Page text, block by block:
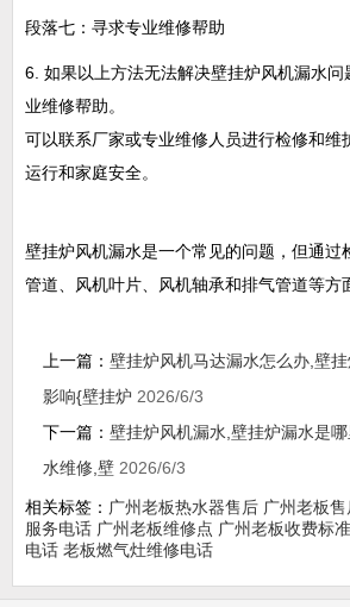
段落七：寻求专业维修帮助
6. 如果以上方法无法解决壁挂炉风机漏水
业维修帮助。
可以联系厂家或专业维修人员进行检修和维
运行和家庭安全。
壁挂炉风机漏水是一个常见的问题，但通过
管道、风机叶片、风机轴承和排气管道等方
上一篇： 壁挂炉风机马达漏水怎么办,壁
影响{壁挂炉 2026/6/3
下一篇： 壁挂炉风机漏水,壁挂炉漏水是
水维修,壁 2026/6/3
相关标签： 广州老板热水器售后 广州老板
服务电话 广州老板维修点 广州老板收费标准
电话 老板燃气灶维修电话